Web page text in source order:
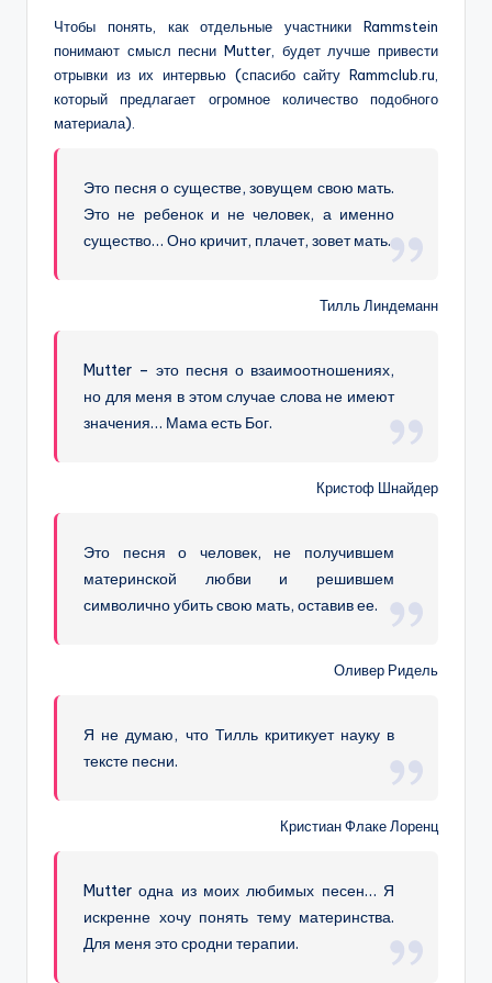
Чтобы понять, как отдельные участники Rammstein
понимают смысл песни Mutter, будет лучше привести
отрывки из их интервью (спасибо сайту Rammclub.ru,
который предлагает огромное количество подобного
материала).
Это песня о существе, зовущем свою мать.
Это не ребенок и не человек, а именно
существо… Оно кричит, плачет, зовет мать.
Тилль Линдеманн
Mutter – это песня о взаимоотношениях,
но для меня в этом случае слова не имеют
значения… Мама есть Бог.
Кристоф Шнайдер
Это песня о человек, не получившем
материнской любви и решившем
символично убить свою мать, оставив ее.
Оливер Ридель
Я не думаю, что Тилль критикует науку в
тексте песни.
Кристиан Флаке Лоренц
Mutter одна из моих любимых песен… Я
искренне хочу понять тему материнства.
Для меня это сродни терапии.